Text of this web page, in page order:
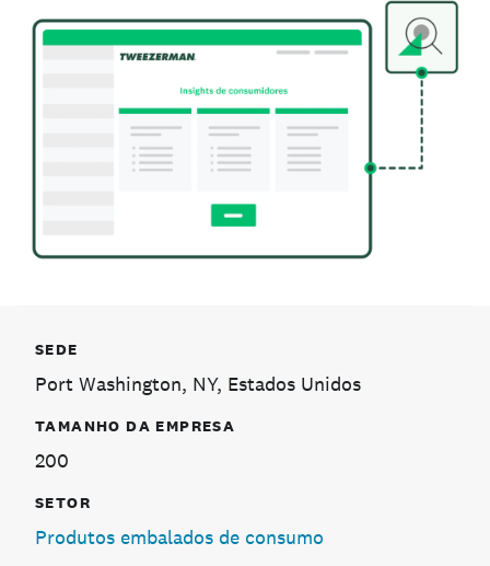
SEDE
Port Washington, NY, Estados Unidos
TAMANHO DA EMPRESA
200
SETOR
Produtos embalados de consumo